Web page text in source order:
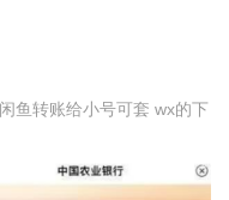
鱼转账给小号可套 wx的下